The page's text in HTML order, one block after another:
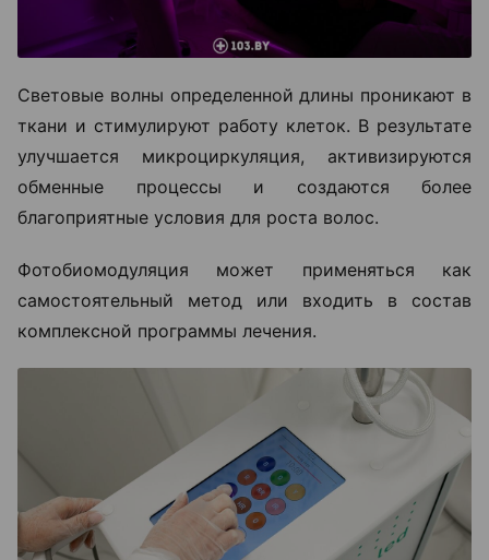
Световые волны определенной длины проникают в
ткани и стимулируют работу клеток. В результате
улучшается микроциркуляция, активизируются
обменные процессы и создаются более
благоприятные условия для роста волос.
Фотобиомодуляция может применяться как
самостоятельный метод или входить в состав
комплексной программы лечения.